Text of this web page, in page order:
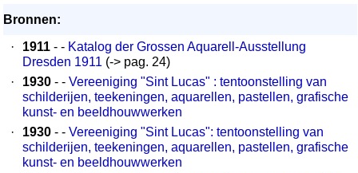
Bronnen:
·
1911 - - Katalog der Grossen Aquarell-Ausstellung
Dresden 1911 (-> pag. 24)
·
1930 - - Vereeniging "Sint Lucas" : tentoonstelling van
schilderijen, teekeningen, aquarellen, pastellen, grafische
kunst- en beeldhouwwerken
·
1930 - - Vereeniging "Sint Lucas": tentoonstelling van
schilderijen, teekeningen, aquarellen, pastellen, grafische
kunst- en beeldhouwwerken